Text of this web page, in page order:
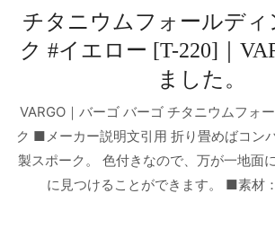
チタニウムフォールディ
ク #イエロー [T-220]｜
ました。
VARGO｜バーゴ バーゴ チタニウムフォ
ク ■メーカー説明文引用 折り畳めばコン
製スポーク。 色付きなので、万が一地面
に見つけることができます。 ■素材